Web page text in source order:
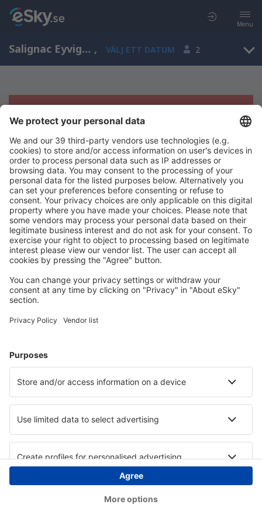
Menu
Salignac Eyvigues, Aquitaine, Frankrike , VÄLJ ETT DATUM 2
Tyvärr, inga resultat för denna sökning
Försök att söka med andra kriterier
Copyright © eSky.se. Alla rättigheter förbehålls.